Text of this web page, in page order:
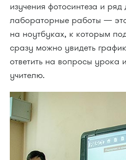
изучения фотосинтеза и
лабораторные работы —
на ноутбуках, к которым
сразу можно увидеть
ответить на вопросы урока
учителю.